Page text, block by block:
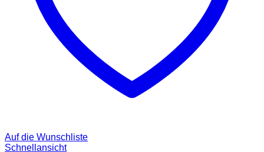
Auf die Wunschliste
Schnellansicht